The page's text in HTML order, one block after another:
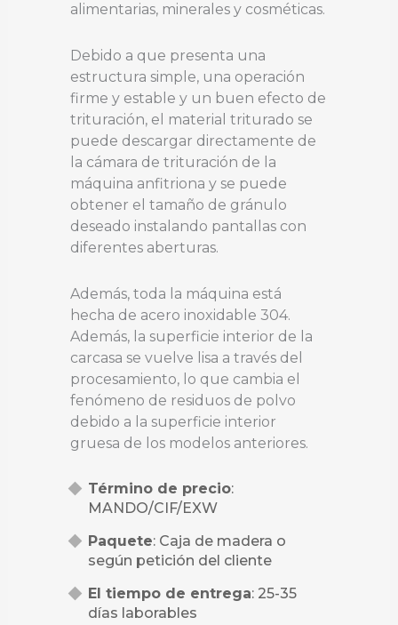
alimentarias, minerales y cosméticas.
Debido a que presenta una
estructura simple, una operación
firme y estable y un buen efecto de
trituración, el material triturado se
puede descargar directamente de
la cámara de trituración de la
máquina anfitriona y se puede
obtener el tamaño de gránulo
deseado instalando pantallas con
diferentes aberturas.
Además, toda la máquina está
hecha de acero inoxidable 304.
Además, la superficie interior de la
carcasa se vuelve lisa a través del
procesamiento, lo que cambia el
fenómeno de residuos de polvo
debido a la superficie interior
gruesa de los modelos anteriores.
Término de precio:
MANDO/CIF/EXW
Paquete: Caja de madera o
según petición del cliente
El tiempo de entrega: 25-35
días laborables